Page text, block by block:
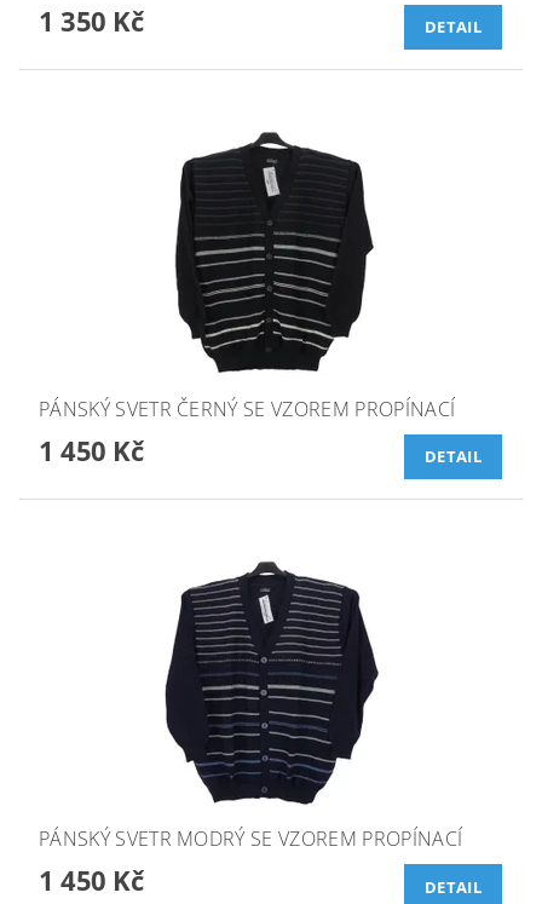
1 350 Kč DETAIL
PÁNSKÝ SVETR ČERNÝ SE VZOREM PROPÍNACÍ
1 450 Kč DETAIL
PÁNSKÝ SVETR MODRÝ SE VZOREM PROPÍNACÍ
1 450 Kč DETAIL